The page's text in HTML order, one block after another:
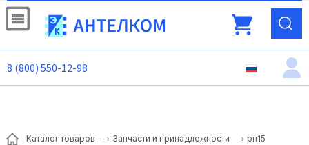
8 (800) 550-12-98
Каталог товаров Запчасти и принадлежности рп15